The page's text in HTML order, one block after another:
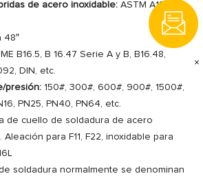
×
de acero inoxidable:ASTM A182 /
48″
B16.5, B 16.47 Serie A y B, B16.48,
DIN, etc.
presión:150#, 300#, 600#, 900#, 1500#,
PN25, PN40, PN64, etc.
de cuello de soldadura de acero
Aleación para F11, F22, inoxidable para
soldadura normalmente se denominan